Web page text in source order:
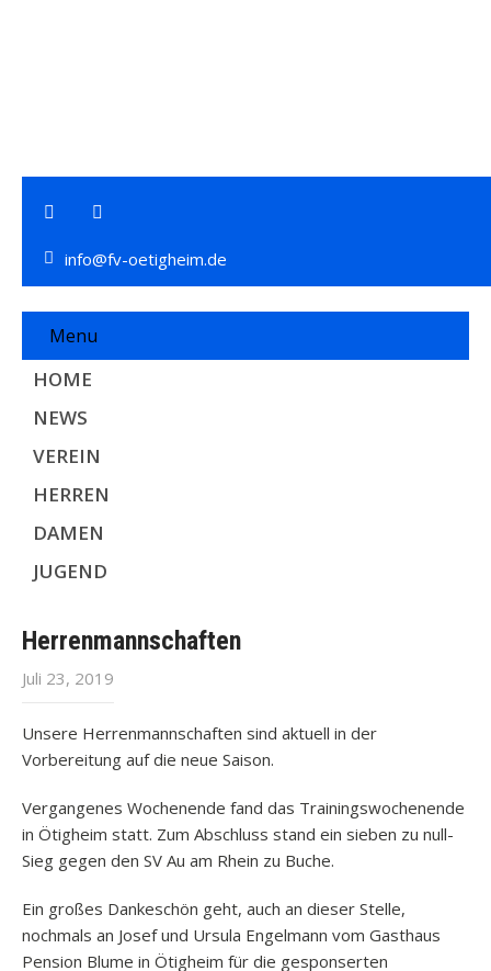
info@fv-oetigheim.de
Menu
HOME
NEWS
VEREIN
HERREN
DAMEN
JUGEND
Herrenmannschaften
Juli 23, 2019
Unsere Herrenmannschaften sind aktuell in der
Vorbereitung auf die neue Saison.
Vergangenes Wochenende fand das Trainingswochenende
in Ötigheim statt. Zum Abschluss stand ein sieben zu null-
Sieg gegen den SV Au am Rhein zu Buche.
Ein großes Dankeschön geht, auch an dieser Stelle,
nochmals an Josef und Ursula Engelmann vom Gasthaus
Pension Blume in Ötigheim für die gesponserten